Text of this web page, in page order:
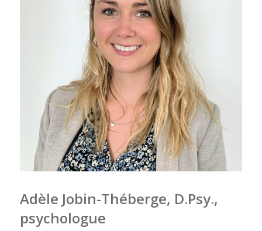
Adèle Jobin-Théberge, D.Psy.,
psychologue